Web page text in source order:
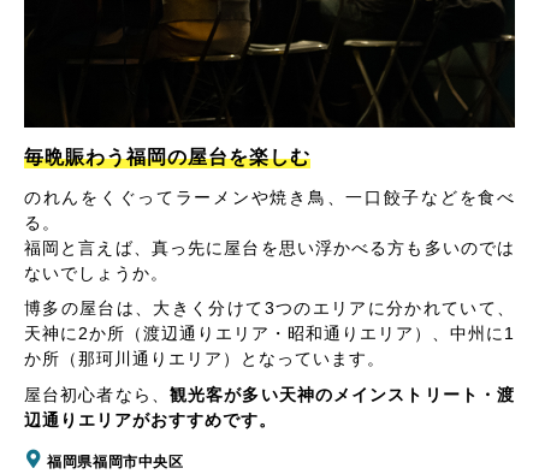
毎晩賑わう福岡の屋台を楽しむ
のれんをくぐってラーメンや焼き鳥、一口餃子などを食べ
る。
福岡と言えば、真っ先に屋台を思い浮かべる方も多いのでは
ないでしょうか。
博多の屋台は、大きく分けて3つのエリアに分かれていて、
天神に2か所（渡辺通りエリア・昭和通りエリア）、中州に1
か所（那珂川通りエリア）となっています。
屋台初心者なら、 観光客が多い天神のメインストリート・渡
辺通りエリアがおすすめです。
福岡県福岡市中央区